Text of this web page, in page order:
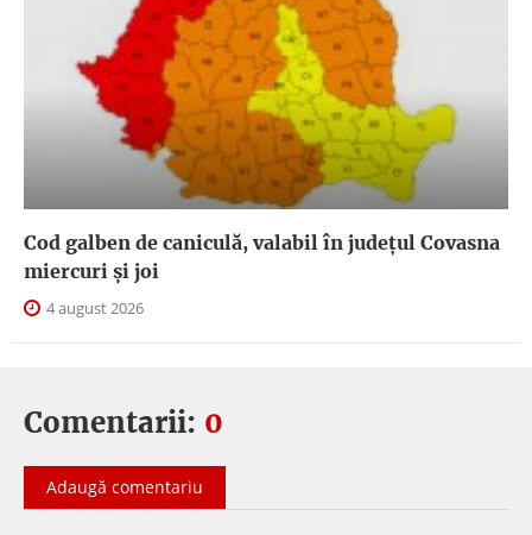
Cod galben de caniculă, valabil în judeţul Covasna
miercuri și joi
4 august 2026
Comentarii: 0
Adaugă comentariu